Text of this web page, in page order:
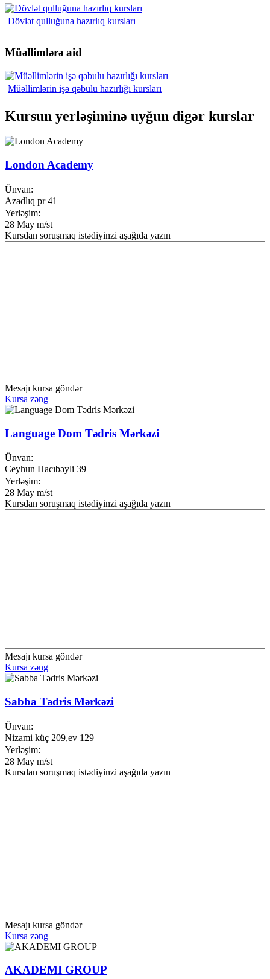
Dövlət qulluğuna hazırlıq kursları
Müəllimlərə aid
Müəllimlərin işə qəbulu hazırlığı kursları
Kursun yerləşiminə uyğun digər kurslar
London Academy
Ünvan:
Azadlıq pr 41
Yerləşim:
28 May m/st
Kursdan soruşmaq istədiyinzi aşağıda yazın
Mesajı kursa göndər
Kursa zəng
Language Dom Tədris Mərkəzi
Ünvan:
Ceyhun Hacıbəyli 39
Yerləşim:
28 May m/st
Kursdan soruşmaq istədiyinzi aşağıda yazın
Mesajı kursa göndər
Kursa zəng
Sabba Tədris Mərkəzi
Ünvan:
Nizami küç 209,ev 129
Yerləşim:
28 May m/st
Kursdan soruşmaq istədiyinzi aşağıda yazın
Mesajı kursa göndər
Kursa zəng
AKADEMI GROUP